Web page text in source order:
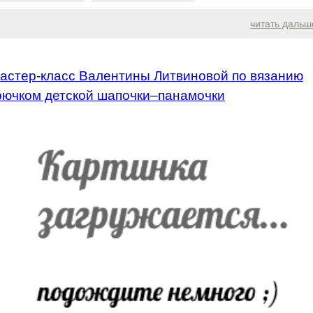
читать
класс Валентины Литвиновой по вязанию
детской шапочки–панамочки